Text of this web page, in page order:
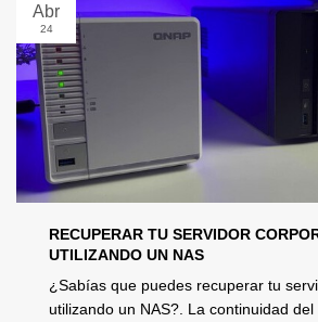
Abr
24
RECUPERAR TU SERVIDOR
UTILIZANDO UN NAS
¿Sabías que puedes recuperar tu
utilizando un NAS?. La continuidad